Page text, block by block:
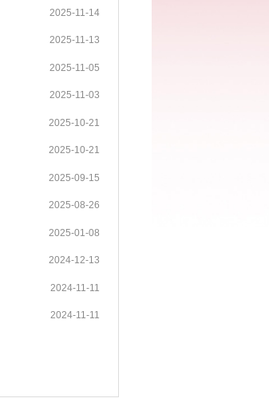
2025-11-14
2025-11-13
2025-11-05
2025-11-03
2025-10-21
2025-10-21
2025-09-15
2025-08-26
2025-01-08
2024-12-13
2024-11-11
2024-11-11